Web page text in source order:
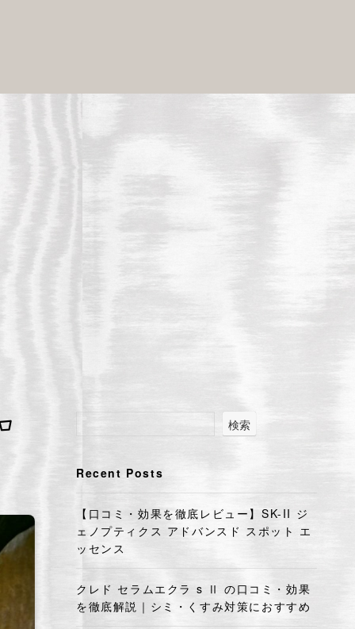
検索
Recent Posts
【口コミ・効果を徹底レビュー】SK-II ジ
ェノプティクス アドバンスド スポット エ
ッセンス
クレド セラムエクラ s Ⅱ の口コミ・効果
を徹底解説｜シミ・くすみ対策におすすめ